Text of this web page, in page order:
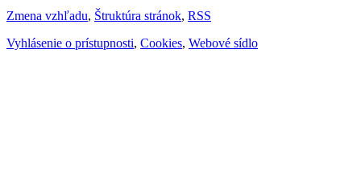
Zmena vzhľadu, Štruktúra stránok, RSS
Vyhlásenie o prístupnosti, Cookies, Webové sídlo